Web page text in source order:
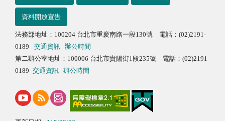
資料開放宣告
法務部地址：100204 台北市重慶南路一段130號 電話：(02)2191-
0189
交通資訊
辦公時間
第二辦公室地址：100006 台北市貴陽街1段235號 電話：(02)2191-
0189 交通資訊 辦公時間